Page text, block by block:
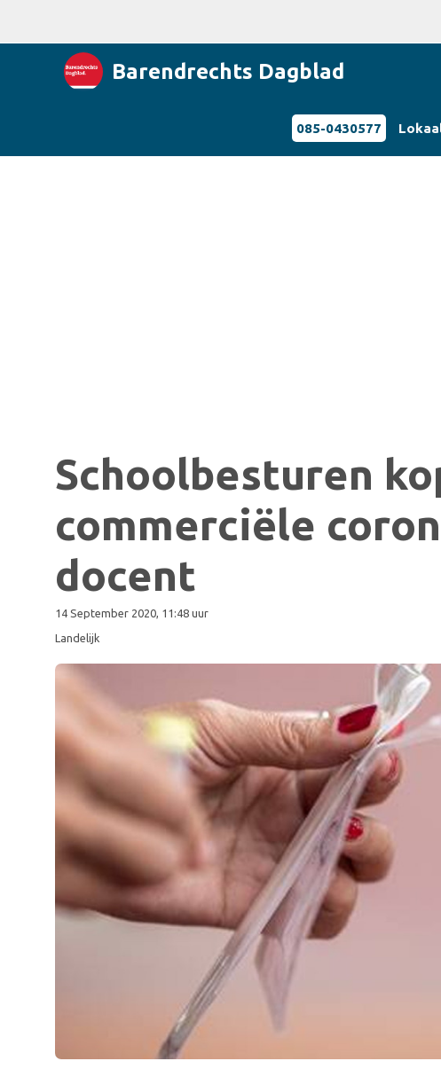
Barendrechts Dagblad
085-0430577
Schoolbesturen
commerciële
docent
14 September 2020, 11:48 uur
Landelijk